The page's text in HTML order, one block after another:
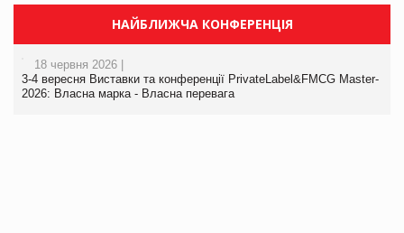
НАЙБЛИЖЧА КОНФЕРЕНЦІЯ
18 червня 2026 |
3-4 вересня Виставки та конференції PrivateLabel&FMCG Master-
2026: Власна марка - Власна перевага